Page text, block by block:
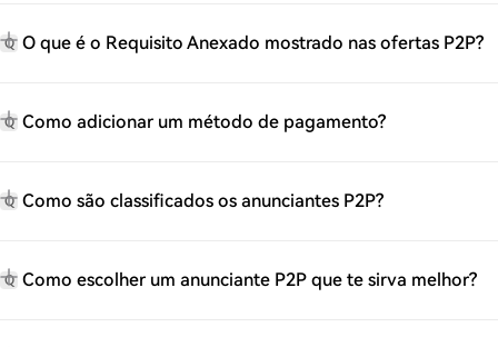
Q O que é o Requisito Anexado mostrado nas ofertas P2P?
Q Como adicionar um método de pagamento?
Q Como são classificados os anunciantes P2P?
Q Como escolher um anunciante P2P que te sirva melhor?